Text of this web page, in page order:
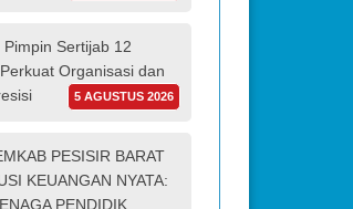
Sertijab 12
Organisasi dan
5 AGUSTUS 2026
PESISIR BARAT
KEUANGAN NYATA:
PENDIDIK